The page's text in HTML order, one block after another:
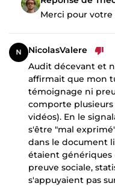
Merci pour votre
NicolasValere
Audit décevant et
affirmait que mon
témoignage ni
comporte
vidéos). En le
s'être "mal
dans le document
étaient génériques
preuve sociale,
s'appuyaient pas